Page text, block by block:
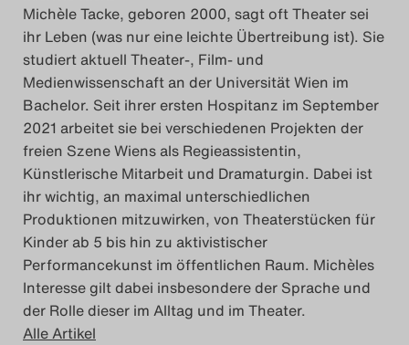
Michèle Tacke, geboren 2000, sagt oft Theater sei
ihr Leben (was nur eine leichte Übertreibung ist). Sie
studiert aktuell Theater-, Film- und
Medienwissenschaft an der Universität Wien im
Bachelor. Seit ihrer ersten Hospitanz im September
2021 arbeitet sie bei verschiedenen Projekten der
freien Szene Wiens als Regieassistentin,
Künstlerische Mitarbeit und Dramaturgin. Dabei ist
ihr wichtig, an maximal unterschiedlichen
Produktionen mitzuwirken, von Theaterstücken für
Kinder ab 5 bis hin zu aktivistischer
Performancekunst im öffentlichen Raum. Michèles
Interesse gilt dabei insbesondere der Sprache und
der Rolle dieser im Alltag und im Theater.
Alle Artikel